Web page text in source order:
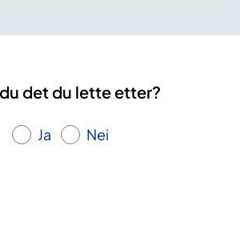
det du lette etter?
Ja Nei